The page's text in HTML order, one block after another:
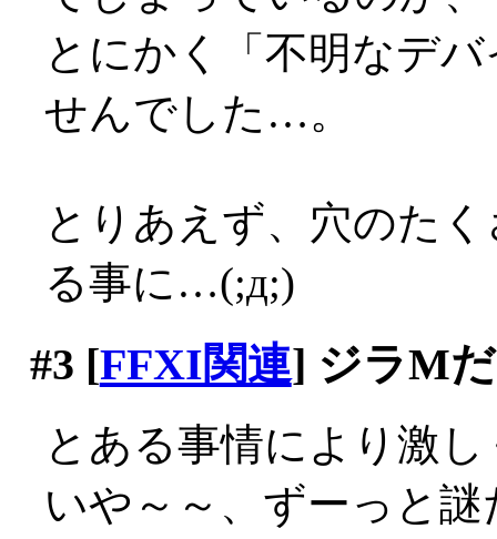
とにかく「不明なデ
せんでした…。
とりあえず、穴のた
る事に…(;д;)
#3 [FFXI関連] ジラM
とある事情により激
いや～～、ずーっと